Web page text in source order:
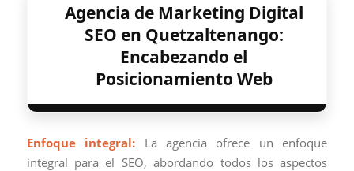
Agencia de Marketing Digital
SEO en Quetzaltenango:
Encabezando el
Posicionamiento Web
Enfoque integral: La agencia ofrece un enfoque
integral para el SEO, abordando todos los aspectos